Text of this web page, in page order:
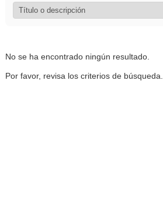
No se ha encontrado ningún resultado.
Por favor, revisa los criterios de búsqueda.